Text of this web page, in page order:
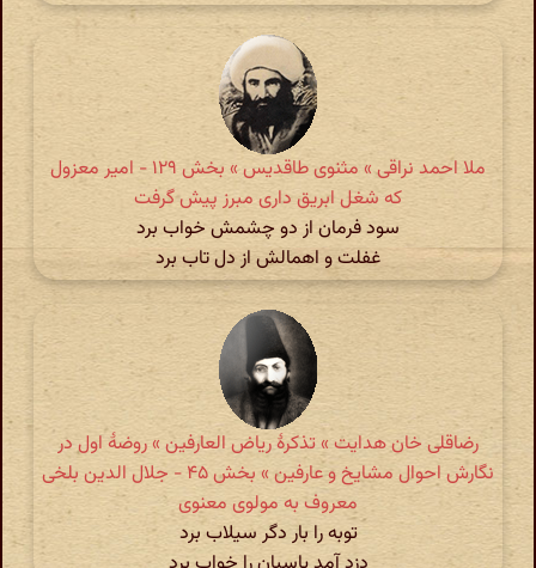
ملا احمد نراقی » مثنوی طاقدیس » بخش ۱۲۹ - امیر معزول
که شغل ابریق داری مبرز پیش گرفت
سود فرمان از دو چشمش خواب برد
غفلت و اهمالش از دل تاب برد
رضاقلی خان هدایت » تذکرهٔ ریاض العارفین » روضهٔ اول در
نگارش احوال مشایخ و عارفین » بخش ۴۵ - جلال الدین بلخی
معروف به مولوی معنوی
توبه را بار دگر سیلاب برد